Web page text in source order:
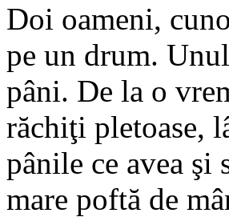
Doi oameni,
pe un drum.
pâni. De la o
răchiţi pletoase,
pânile ce avea şi
mare poftă de